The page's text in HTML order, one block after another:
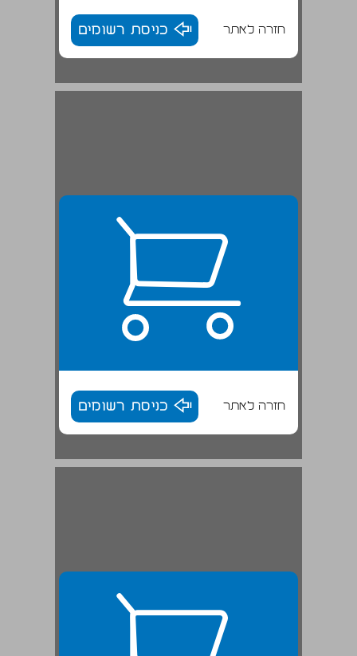
חזרה לאתר כניסת רשומים
חזרה לאתר כניסת רשומים
תורת האלוהות של הדת הנוציירית־עלווית ... 24